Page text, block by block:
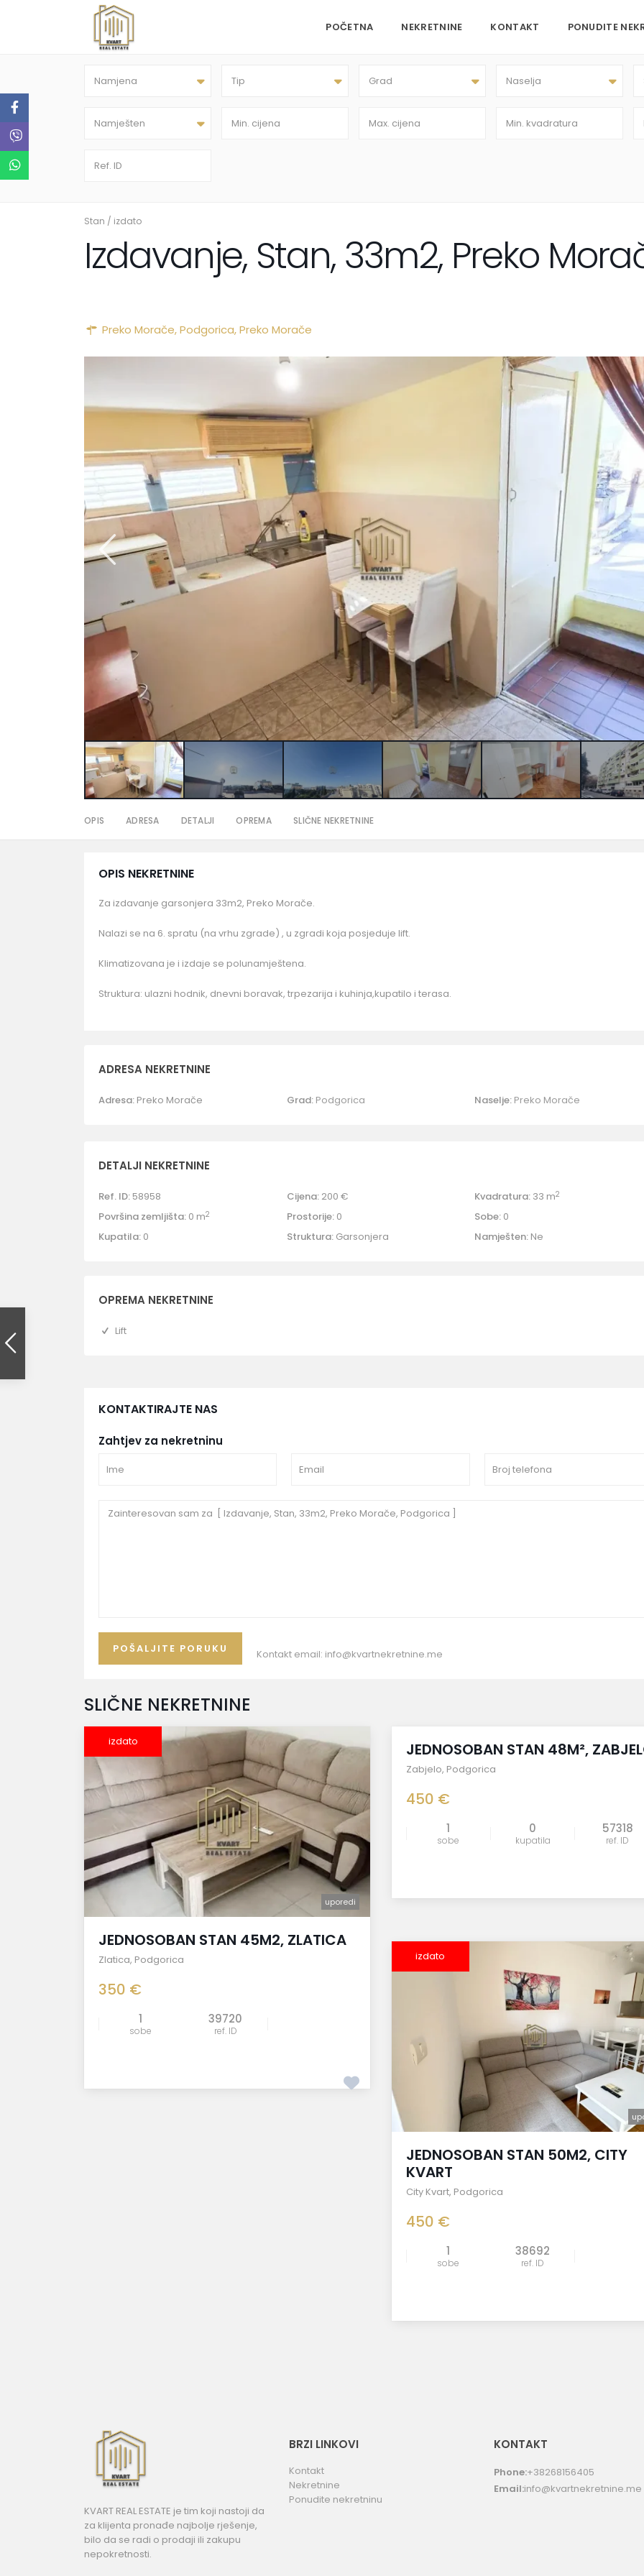
POČETNA NEKRETNINE KONTAKT PONUDITE
Namjena Tip Grad Naselja
Namješten
Stan / izdato
Izdavanje, Stan, 33m2, Preko
Preko Morače,Podgorica,Preko Morače
OPIS ADRESA DETALJI OPREMA SLIČNE NEKRETNINE
OPIS NEKRETNINE
Za izdavanje garsonjera 33m2, Preko Morače.
Nalazi se na 6. spratu (na vrhu zgrade) , u zgradi koja posjeduje lift.
Klimatizovana je i izdaje se polunamještena.
Struktura: ulazni hodnik, dnevni boravak, trpezarija i kuhinja,kupatilo i terasa.
ADRESA NEKRETNINE
Adresa: Preko Morače Grad: Podgorica Naselje: Preko Morače
DETALJI NEKRETNINE
Ref. ID: 58958 Cijena: 200 € Kvadratura: 33 m2
Površina zemljišta: 0 m2 Prostorije:0 Sobe: 0
Kupatila: 0 Struktura:Garsonjera Namješten: Ne
OPREMA NEKRETNINE
Lift
KONTAKTIRAJTE NAS
Zahtjev za nekretninu
Kontakt email: info@kvartnekretnine.me
SLIČNE NEKRETNINE
izdato
uporedi
JEDNOSOBAN STAN 45M2, ZLATICA
Zlatica, Podgorica
350 €
1
sobe
39720
ref. ID
izdato
uporedi
JEDNOSOBAN STAN 48M²,
Zabjelo, Podgorica
450 €
1
sobe
0
kupatila
57318
ref. ID
izdato
JEDNOSOBAN STAN 50M2, CITY
KVART
City Kvart, Podgorica
450 €
1
sobe
38692
ref. ID
KVART REAL ESTATE je tim koji nastoji da
za klijenta pronađe najbolje rješenje,
bilo da se radi o prodaji ili zakupu
nepokretnosti.
BRZI LINKOVI
Kontakt
Nekretnine
Ponudite nekretninu
KONTAKT
Phone:+38268156405
Email:info@kvartnekretnine.me